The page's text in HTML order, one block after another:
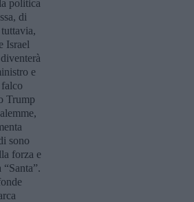
politica
di
Israel
e
Trump
sono
forza e